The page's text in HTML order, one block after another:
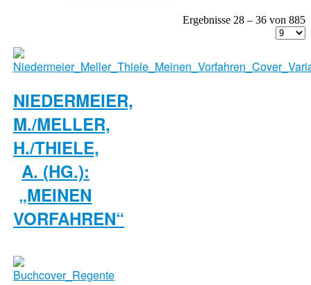
Ergebnisse 28 – 36 von 885
NIEDERMEIER,
M./MELLER,
H./THIELE,
A. (HG.):
„MEINEN
VORFAHREN“